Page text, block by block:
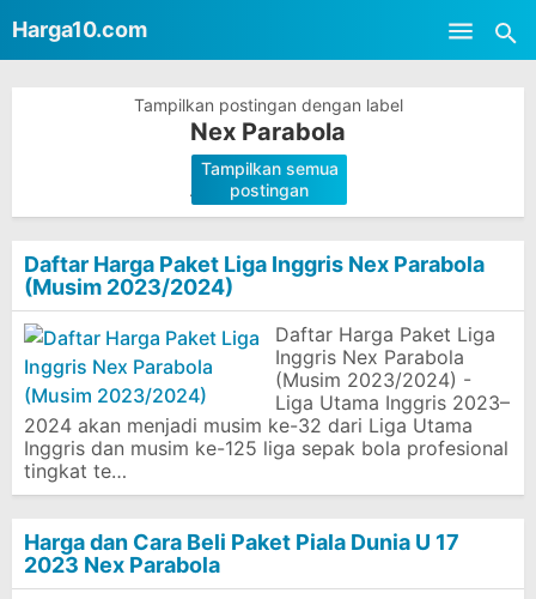
Harga10.com
Tampilkan postingan dengan label
Nex Parabola
.
Tampilkan semua
postingan
Daftar Harga Paket Liga Inggris Nex Parabola
(Musim 2023/2024)
Daftar Harga Paket Liga
Inggris Nex Parabola
(Musim 2023/2024) -
Liga Utama Inggris 2023–
2024 akan menjadi musim ke-32 dari Liga Utama
Inggris dan musim ke-125 liga sepak bola profesional
tingkat te…
Harga dan Cara Beli Paket Piala Dunia U 17
2023 Nex Parabola